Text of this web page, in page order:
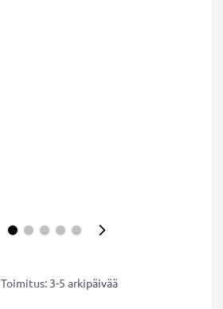
Toimitus: 3-5 arkipäivää